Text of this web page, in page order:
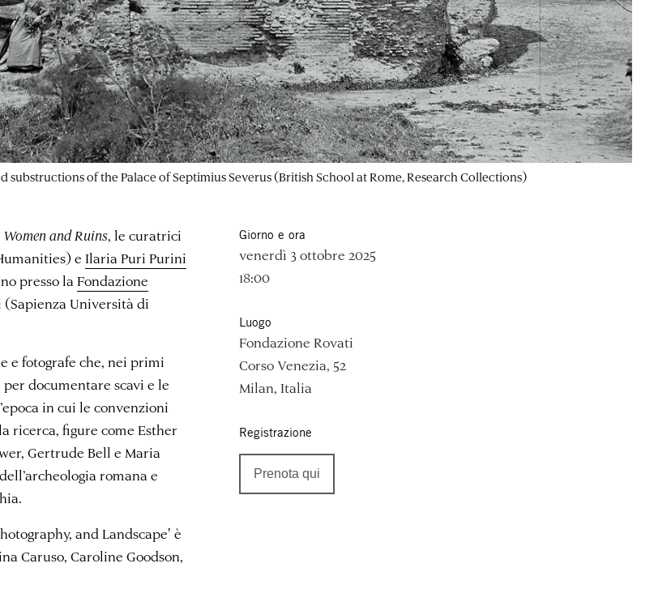
of the Palace of Septimius Severus (British School at Rome, Research Collections)
Women and Ruins, le curatrici
eIlaria Puri Purini
presso laFondazione
Università di
e fotografe che, nei primi
documentare scavi e le
in cui le convenzioni
ricerca, figure come Esther
Gertrude Bell e Maria
romana e
and Landscape' è
Caruso, Caroline Goodson,
Giorno e ora
venerdì 3 ottobre 2025
18:00
Luogo
Fondazione Rovati
Corso Venezia, 52
Milan, Italia
Registrazione
Prenota qui